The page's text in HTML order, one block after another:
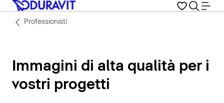
Professionisti
Immagini di alta qualità per i
vostri progetti